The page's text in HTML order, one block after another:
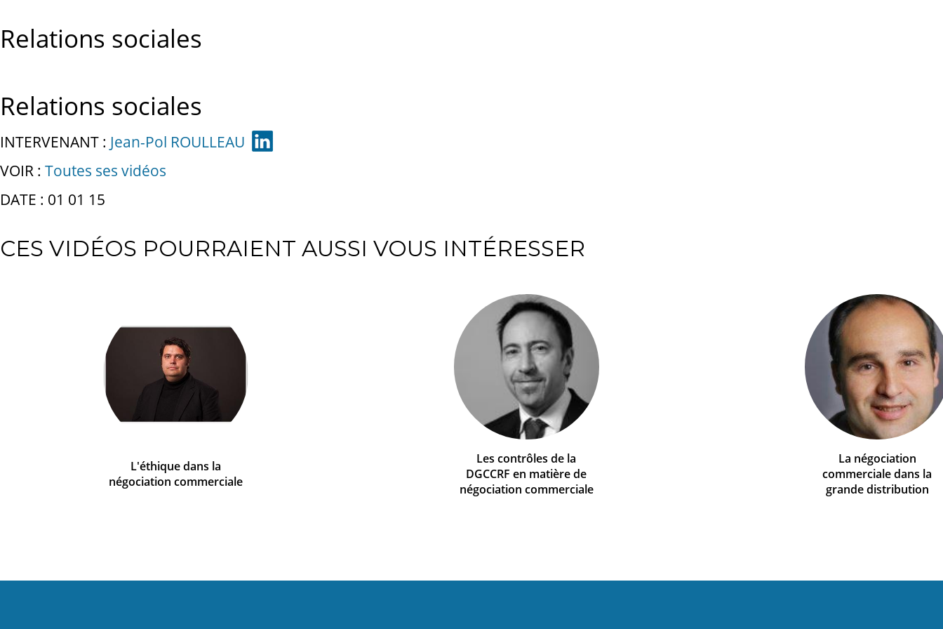
Relations sociales
Relations sociales
INTERVENANT : Jean-Pol ROULLEAU
VOIR : Toutes ses vidéos
DATE : 01 01 15
CES VIDÉOS POURRAIENT AUSSI VOUS INTÉRESSER
L'éthique dans la
négociation commerciale
Les contrôles de la
DGCCRF en matière de
négociation commerciale
La négociation
commerciale dans la
grande distribution